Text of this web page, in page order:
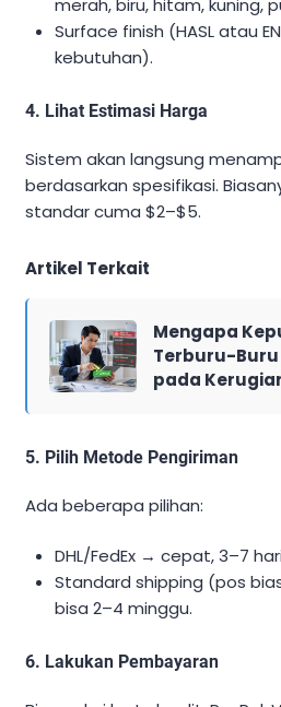
merah, biru, hitam, kuning,
Surface finish (HASL atau
kebutuhan).
4. Lihat Estimasi Harga
Sistem akan langsung
berdasarkan spesifikasi.
standar cuma $2–$5.
Artikel Terkait
Mengapa
Terburu-Buru
pada
5. Pilih Metode Pengiriman
Ada beberapa pilihan:
DHL/FedEx → cepat, 3–7
Standard shipping (pos
bisa 2–4 minggu.
6. Lakukan Pembayaran